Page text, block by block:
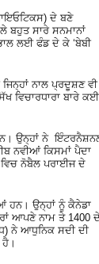
ਦੇ ਬਣੇ
ਬਹੁਤ ਸਾਰੇ ਸਨਮਾਨਾਂ
ਲਈ ਫੰਡ ਦੇ ਕੇ ‘ਬੇਬੀ
ਨਾਲ ਪ੍ਰਦੂਸ਼ਣ ਵੀ
ਵਿਚਾਰਧਾਰਾ ਬਾਰੇ ਕਈ
ਉਨ੍ਹਾਂ ਨੇ
ਨਵੀਆਂ ਕਿਸਮਾਂ ਪੈਦਾ
ਨੋਬੈਲ ਪਰਾਈਜ ਦੇ
ਹਨ। ਉਨ੍ਹਾਂ ਨੂੰ ਕੈਨੇਡਾ
ਆਪਣੇ ਨਾਮ ਤੇ 1400
ਨੇ ਆਧੁਨਿਕ ਸਦੀ ਦੀ